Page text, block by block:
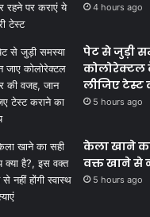
4 hours ago
पेट से जुड़ी
कोलोरेक्टल
लीजिए
5 hours ago
केला खाने
वक्त खाने से
5 hours ago